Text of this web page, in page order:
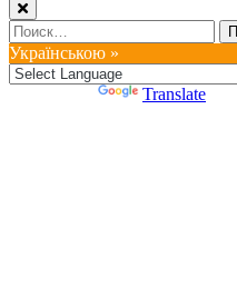
Найти:
Українською »
Translate